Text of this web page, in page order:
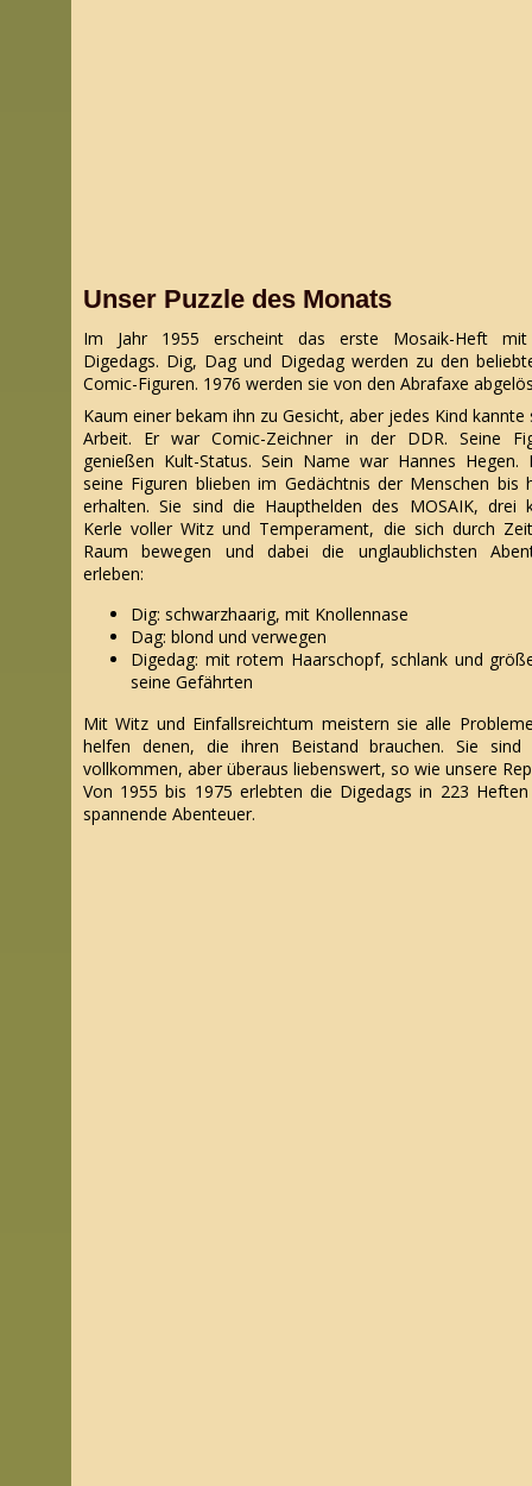
Unser Puzzle des Monats
Im Jahr 1955 erscheint das erste Mosaik-Heft
Digedags. Dig, Dag und Digedag werden zu den
Comic-Figuren. 1976 werden sie von den Abrafaxe
Kaum einer bekam ihn zu Gesicht, aber jedes Kind kannte
Arbeit. Er war Comic-Zeichner in der DDR. Seine
genießen Kult-Status. Sein Name war Hannes Hegen.
seine Figuren blieben im Gedächtnis der Menschen bis
erhalten. Sie sind die Haupthelden des MOSAIK, drei
Kerle voller Witz und Temperament, die sich durch
Raum bewegen und dabei die unglaublichsten
erleben:
Dig: schwarzhaarig, mit Knollennase
Dag: blond und verwegen
Digedag: mit rotem Haarschopf, schlank und
seine Gefährten
Mit Witz und Einfallsreichtum meistern sie alle
helfen denen, die ihren Beistand brauchen. Sie sind
vollkommen, aber überaus liebenswert, so wie unsere
Von 1955 bis 1975 erlebten die Digedags in 223
spannende Abenteuer.